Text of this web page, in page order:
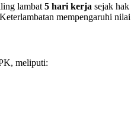
lambat 5 hari kerja sejak
mempengaruhi nilai
meliputi: